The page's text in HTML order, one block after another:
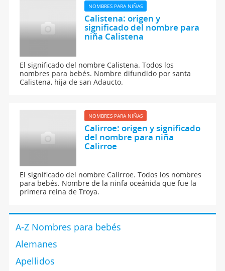
NOMBRES PARA NIÑAS
Calistena: origen y
significado del nombre para
niña Calistena
El significado del nombre Calistena. Todos los
nombres para bebés. Nombre difundido por santa
Calistena, hija de san Adaucto.
NOMBRES PARA NIÑAS
Calirroe: origen y significado
del nombre para niña
Calirroe
El significado del nombre Calirroe. Todos los nombres
para bebés. Nombre de la ninfa oceánida que fue la
primera reina de Troya.
A-Z Nombres para bebés
Alemanes
Apellidos